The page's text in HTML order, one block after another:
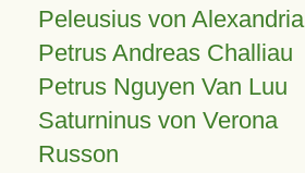
Peleusius von Alexandria
Petrus Andreas Challiau
Petrus Nguyen Van Luu
Saturninus von Verona
Russon